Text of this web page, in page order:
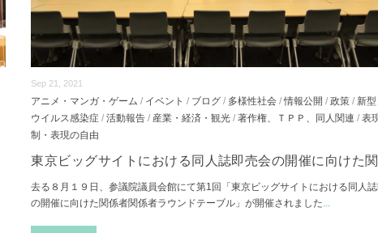
Sep 21, 2021
アニメ・マンガ・ゲーム / イベント / ブログ / 多様性社会 /情報公開 /政策 / 新
ウイルス感染症 /活動報告 / 産業・経済・観光 /著作権、ＴＰＰ、同人関連 /表
制・表現の自由
東京ビッグサイトにおける同人誌即売会の開催に向けた
去る８月１９日、参議院議員会館にて第1回「東京ビッグサイトにおける同人
の開催に向けた関係者関係者ラウンドテーブル」が開催されました...